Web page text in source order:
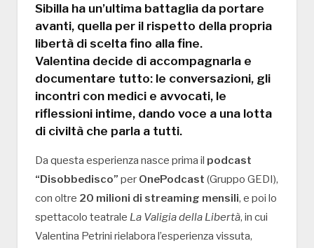
Sibilla ha un’ultima battaglia da portare
avanti, quella per il rispetto della propria
libertà di scelta fino alla fine.
Valentina decide di accompagnarla e
documentare tutto: le conversazioni, gli
incontri con medici e avvocati, le
riflessioni intime, dando voce a una lotta
di civiltà che parla a tutti.
Da questa esperienza nasce prima il podcast
“Disobbedisco” per OnePodcast (Gruppo GEDI),
con oltre 20 milioni di streaming mensili, e poi lo
spettacolo teatrale La Valigia della Libertà, in cui
Valentina Petrini rielabora l’esperienza vissuta,